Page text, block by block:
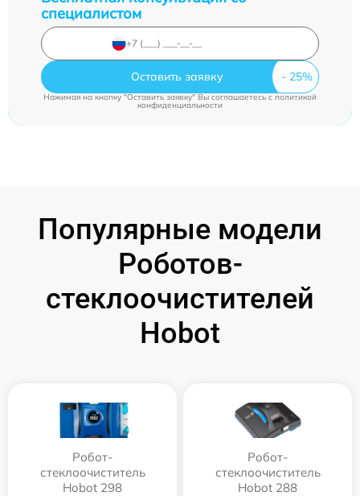
специалистом
Оставить заявку
Нажимая на кнопку "Оставить заявку" Вы соглашаетесь cполитикой
конфиденциальности
Популярные модели
Роботов-
стеклоочистителей
Hobot
Робот-
стеклоочиститель
Hobot 298
Робот-
стеклоочиститель
Hobot 288